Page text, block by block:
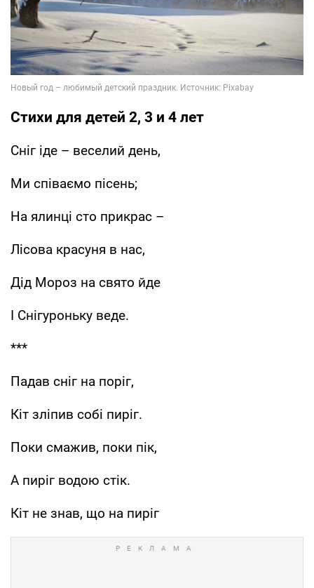
Стихи для детей 2, 3 и 4 лет
Сніг іде – веселий день,
Ми співаємо пісень;
На ялинці сто прикрас –
Лісова красуня в нас,
Дід Мороз на свято йде
І Снігуроньку веде.
***
Падав сніг на поріг,
Кіт зліпив собі пиріг.
Поки смажив, поки пік,
А пиріг водою стік.
Кіт не знав, що на пиріг